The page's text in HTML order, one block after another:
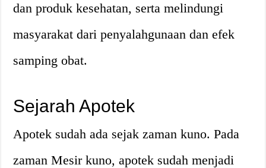
dan produk kesehatan, serta melindungi
masyarakat dari penyalahgunaan dan efek
samping obat.
Sejarah Apotek
Apotek sudah ada sejak zaman kuno. Pada
zaman Mesir kuno, apotek sudah menjadi